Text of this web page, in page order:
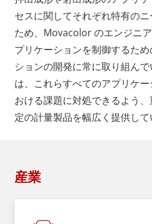
セスに関してそれぞれ特有の
ため、Movacolor のエンジニ
プリケーションを制御するた
ションの開発に常に取り組ん
は、これらすべてのアプリケ
おける課題に対処できるよう
定の計量製品を幅広く提供して
産業